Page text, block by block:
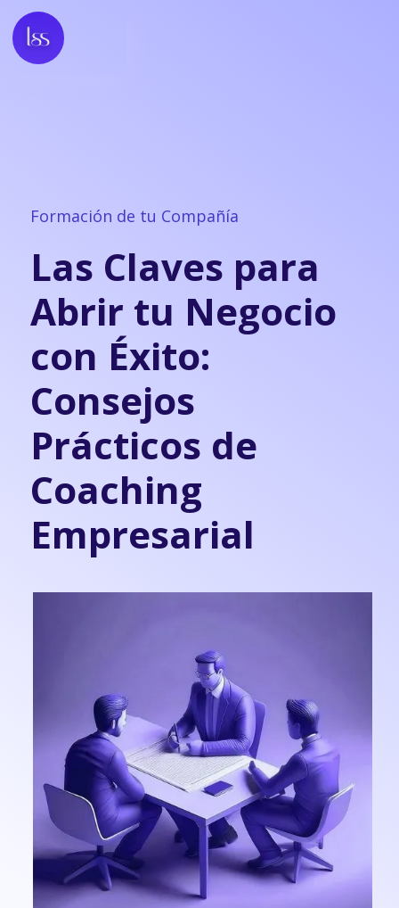
Formación de tu Compañía
Las Claves para
Abrir tu Negocio
con Éxito:
Consejos
Prácticos de
Coaching
Empresarial